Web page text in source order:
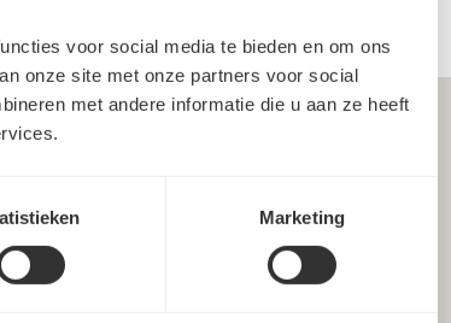
voor social media te bieden en om ons
onze site met onze partners voor social
met andere informatie die u aan ze heeft
Marketing